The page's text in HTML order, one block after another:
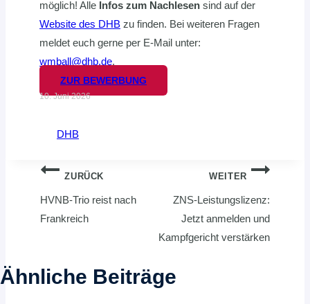
möglich! Alle Infos zum Nachlesen sind auf der
Website des DHB zu finden. Bei weiteren Fragen
meldet euch gerne per E-Mail unter:
wmball@dhb.de.
ZUR BEWERBUNG
10. Juni 2026
DHB
Beitragsnavigation
ZURÜCK
HVNB-Trio reist nach
Frankreich
WEITER
ZNS-Leistungslizenz:
Jetzt anmelden und
Kampfgericht verstärken
Ähnliche Beiträge